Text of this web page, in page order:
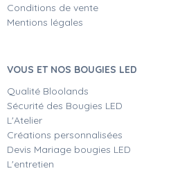
Conditions de vente
Mentions légales
VOUS ET NOS BOUGIES LED
Qualité Bloolands
Sécurité des Bougies LED
L'Atelier
Créations personnalisées
Devis Mariage bougies LED
L'entretien